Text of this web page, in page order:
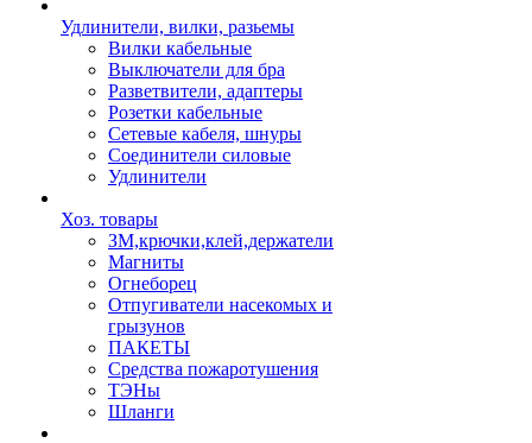
Удлинители, вилки, разьемы
Вилки кабельные
Выключатели для бра
Разветвители, адаптеры
Розетки кабельные
Сетевые кабеля, шнуры
Соединители силовые
Удлинители
Хоз. товары
ЗМ,крючки,клей,держатели
Магниты
Огнеборец
Отпугиватели насекомых и
грызунов
ПАКЕТЫ
Средства пожаротушения
ТЭНы
Шланги